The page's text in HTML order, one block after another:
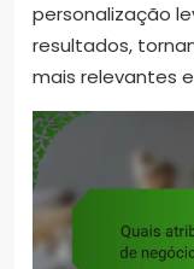
personalização
resultados,
mais relevantes